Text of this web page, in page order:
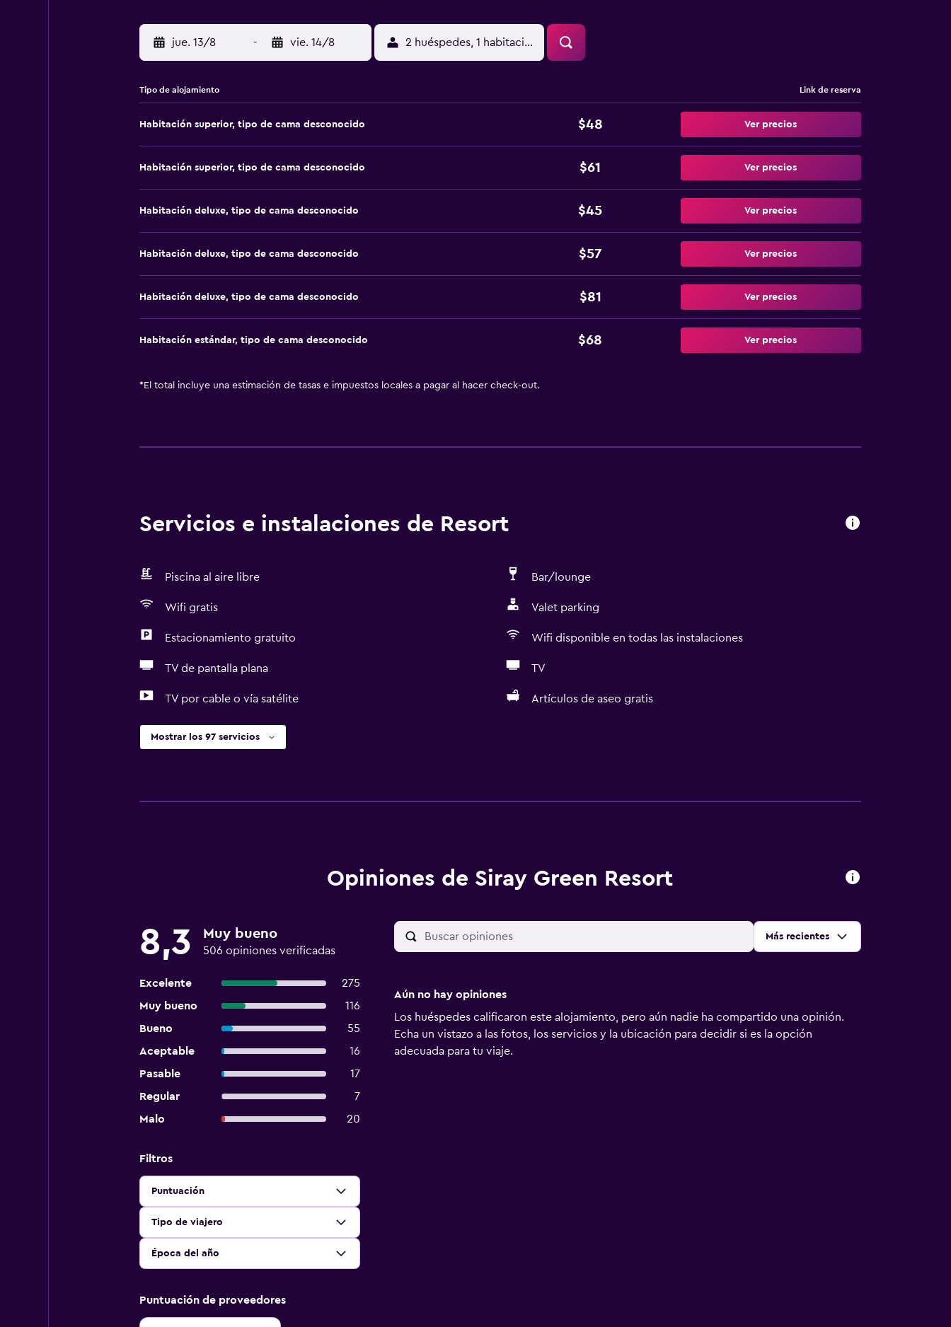
jue. 13/8 - vie. 14/8 2 huéspedes, 1 habitación
Tipo de alojamiento Link de reserva
Habitación superior, tipo de cama desconocido $48 Ver precios
Habitación superior, tipo de cama desconocido $61 Ver precios
Habitación deluxe, tipo de cama desconocido $45 Ver precios
Habitación deluxe, tipo de cama desconocido $57 Ver precios
Habitación deluxe, tipo de cama desconocido $81 Ver precios
Habitación estándar, tipo de cama desconocido $68 Ver precios
* El total incluye una estimación de tasas e impuestos locales a pagar al hacer check-out.
Servicios e instalaciones de Resort
Piscina al aire libre Bar/lounge
Wifi gratis Valet parking
Estacionamiento gratuito Wifi disponible en todas las instalaciones
TV de pantalla plana TV
TV por cable o vía satélite Artículos de aseo gratis
Mostrar los 97 servicios
Opiniones de Siray Green Resort
8,3 Muy bueno
506 opiniones verificadas
Excelente
275
Muy bueno
116
Bueno
55
Aceptable
16
Pasable
17
Regular
7
Malo
20
Ordenar por:
Más recientes
Filtros
Puntuación
Tipo de viajero
Época del año
Puntuación de proveedores
Aún no hay opiniones
Los huéspedes calificaron este alojamiento, pero aún nadie ha compartido una opinión.
Echa un vistazo a las fotos, los servicios y la ubicación para decidir si es la opción
adecuada para tu viaje.